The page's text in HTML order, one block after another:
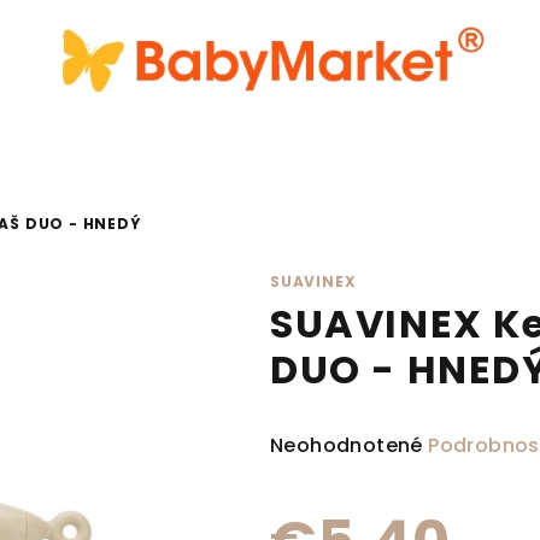
DUO - HNEDÝ
SUAVINEX
SUAVINEX
DUO -
Priemerné hodnotenie
Neohodnotené